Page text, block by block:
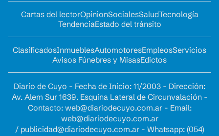
Cartas del lectorOpinionSocialesSaludTecnología
TendenciaEstado del tránsito
ClasificadosInmueblesAutomotoresEmpleosServicios
Avisos Fúnebres y MisasEdictos
Diario de Cuyo - Fecha de Inicio: 11/2003 - Dirección:
Av. Alem Sur 1639. Esquina Lateral de Circunvalación -
Contacto: web@diariodecuyo.com.ar- Email:
web@diariodecuyo.com.ar
/ publicidad@diariodecuyo.com.ar- Whatsapp: (054)